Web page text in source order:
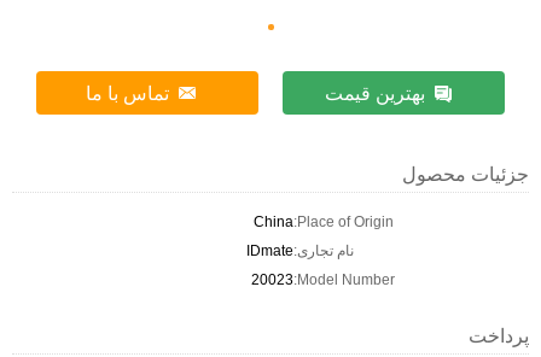
بهترین قیمت تماس با ما
جزئیات محصول
Place of Origin:
China
نام تجاری:IDmate
Model Number:
20023
پرداخت